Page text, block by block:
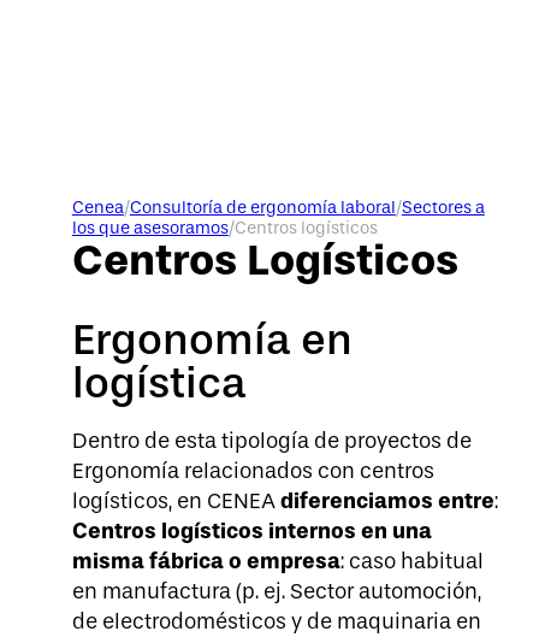
Cenea/Consultoría de ergonomía laboral/Sectores a
los que asesoramos/Centros logísticos
Centros Logísticos
Ergonomía en
logística
Dentro de esta tipología de proyectos de
Ergonomía relacionados con centros
logísticos, en CENEAdiferenciamos entre:
Centros logísticos internos en una
misma fábrica o empresa: caso habitual
en manufactura (p. ej. Sector automoción,
de electrodomésticos y de maquinaria en